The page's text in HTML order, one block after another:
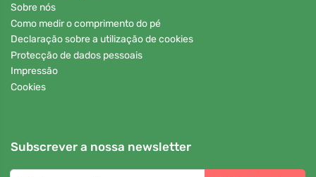
Sobre nós
Como medir o comprimento do pé
Declaração sobre a utilização de cookies
Protecção de dados pessoais
Impressão
Cookies
Subscrever a nossa newsletter